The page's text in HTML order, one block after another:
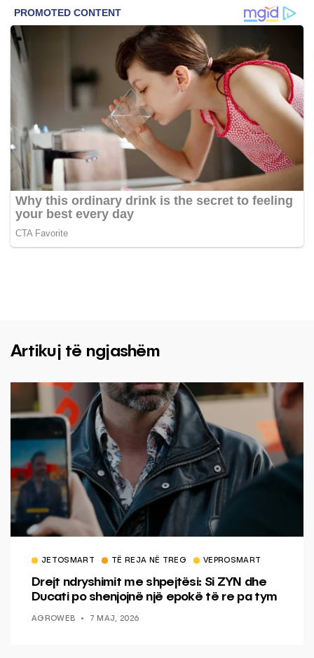
Artikuj të ngjashëm
JETOSMART TË REJA NË TREG VEPROSMART
Drejt ndryshimit me shpejtësi: Si ZYN dhe
Ducati po shenjojnë një epokë të re pa tym
AGROWEB 7 MAJ, 2026